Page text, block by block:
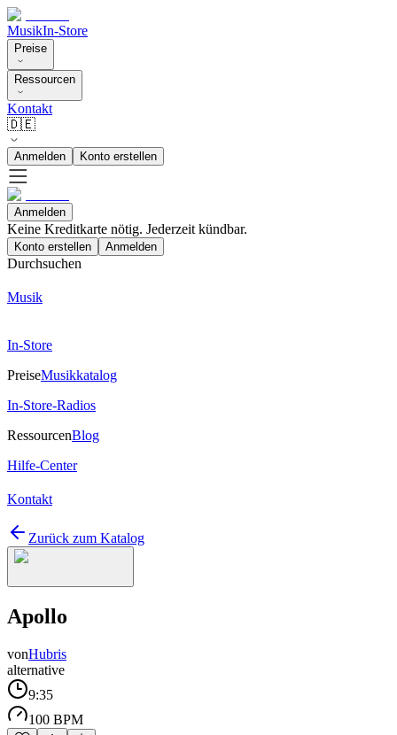
MusikIn-Store
Preise
Ressourcen
Kontakt
🇩🇪
Anmelden Konto erstellen
Anmelden
Keine Kreditkarte nötig. Jederzeit kündbar.
Konto erstellen Anmelden
Durchsuchen
Musik
In-Store
PreiseMusikkatalog
In-Store-Radios
RessourcenBlog
Hilfe-Center
Kontakt
Zurück zum Katalog
Apollo
vonHubris
alternative
9:35
100 BPM